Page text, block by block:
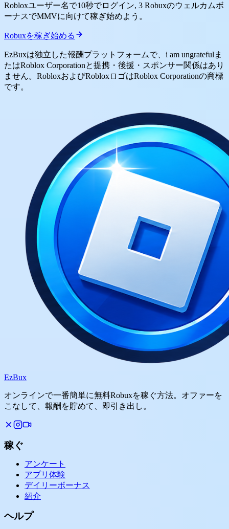
Robloxユーザー名で10秒でログイン, 3 Robuxのウェルカムボ
ーナスでMMVに向けて稼ぎ始めよう。
Robuxを稼ぎ始める
EzBuxは独立した報酬プラットフォームで、i am ungratefulま
たはRoblox Corporationと提携・後援・スポンサー関係はあり
ません。RobloxおよびRobloxロゴはRoblox Corporationの商標
です。
EzBux
オンラインで一番簡単に無料Robuxを稼ぐ方法。オファーを
こなして、報酬を貯めて、即引き出し。
稼ぐ
アンケート
アプリ体験
デイリーボーナス
紹介
ヘルプ